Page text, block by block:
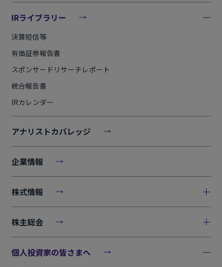
IRライブラリー
決算短信等
有価証券報告書
スポンサードリサーチレポート
統合報告書
IRカレンダー
アナリストカバレッジ
企業情報
株式情報
株主総会
個人投資家の皆さまへ